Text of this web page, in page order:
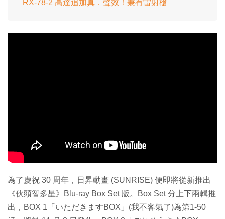
RX-78-2 高達追加真．聲效！兼有雷射槍
為了慶祝 30 周年，日昇動畫 (SUNRISE) 便即將從新推出
《伙頭智多星》Blu-ray Box Set 版。Box Set 分上下兩輯推
出，BOX 1「いただきますBOX」(我不客氣了)為第1-50